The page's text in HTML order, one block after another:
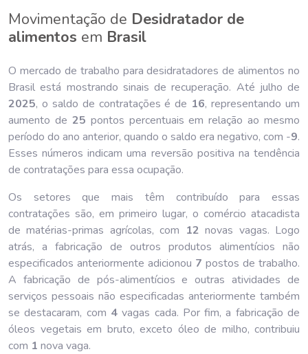
Movimentação de Desidratador de
alimentos em Brasil
O mercado de trabalho para desidratadores de alimentos no
Brasil está mostrando sinais de recuperação. Até julho de
2025, o saldo de contratações é de 16, representando um
aumento de 25 pontos percentuais em relação ao mesmo
período do ano anterior, quando o saldo era negativo, com -9.
Esses números indicam uma reversão positiva na tendência
de contratações para essa ocupação.
Os setores que mais têm contribuído para essas
contratações são, em primeiro lugar, o comércio atacadista
de matérias-primas agrícolas, com 12 novas vagas. Logo
atrás, a fabricação de outros produtos alimentícios não
especificados anteriormente adicionou 7 postos de trabalho.
A fabricação de pós-alimentícios e outras atividades de
serviços pessoais não especificadas anteriormente também
se destacaram, com 4vagas cada. Por fim, a fabricação de
óleos vegetais em bruto, exceto óleo de milho, contribuiu
com 1 nova vaga.